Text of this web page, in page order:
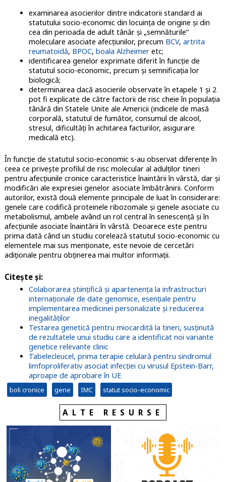
examinarea asocierilor dintre indicatorii standard ai
statutului socio-economic din locuința de origine și din
cea din perioada de adult tânăr și „semnăturile”
moleculare asociate afecțiunilor, precum BCV, artrita
reumatoidă, BPOC, boala Alzheimeretc;
identificarea genelor exprimate diferit în funcție de
statutul socio-economic, precum și semnificația lor
biologică;
determinarea dacă asocierile observate în etapele 1 și 2
pot fi explicate de către factorii de risc cheie în populația
tânără din Statele Unite ale Americii (indicele de masă
corporală, statutul de fumător, consumul de alcool,
stresul, dificultăți în achitarea facturilor, asigurare
medicală etc).
În funcție de statutul socio-economic s-au observat diferențe în
ceea ce privește profilul de risc molecular al adulților tineri
pentru afecțiunile cronice caracteristice înaintării în vârstă, dar și
modificări ale expresiei genelor asociate îmbătrânirii. Conform
autorilor, există două elemente principale de luat în considerare:
genele care codifică proteinele ribozomale și genele asociate cu
metabolismul, ambele având un rol central în senescență și în
afecțiunile asociate înaintării în vârstă. Deoarece este pentru
prima dată când un studiu corelează statutul socio-economic cu
elementele mai sus menționate, este nevoie de cercetări
adiționale pentru obținerea mai multor informații.
Citește și:
Colaborarea științifică și apartenența la infrastructuri
internaționale de date genomice, esențiale pentru
implementarea medicinei personalizate și reducerea
inegalităților
Testarea genetică pentru miocardită la tineri, susținută
de rezultatele unui studiu care a identificat noi variante
genetice relevante clinic
Tabelecleucel, prima terapie celulară pentru sindromul
limfoproliferativ asociat infecției cu virusul Epstein-Barr,
aproape de aprobare în UE
boli cronice gene IMC statut socio-economic
ALTE RESURSE